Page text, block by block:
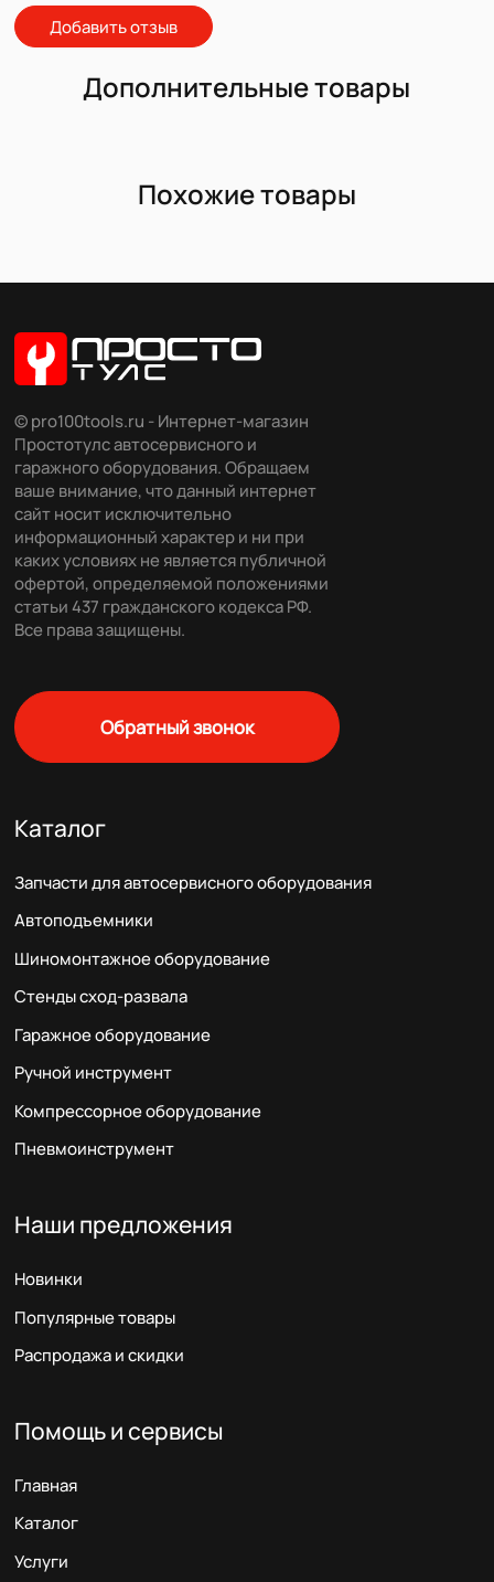
Добавить отзыв
Дополнительные товары
Похожие товары
© pro100tools.ru - Интернет-магазин
Простотулс автосервисного и
гаражного оборудования. Обращаем
ваше внимание, что данный интернет
сайт носит исключительно
информационный характер и ни при
каких условиях не является публичной
офертой, определяемой положениями
статьи 437 гражданского кодекса РФ.
Все права защищены.
Обратный звонок
Каталог
Запчасти для автосервисного оборудования
Автоподъемники
Шиномонтажное оборудование
Стенды сход-развала
Гаражное оборудование
Ручной инструмент
Компрессорное оборудование
Пневмоинструмент
Наши предложения
Новинки
Популярные товары
Распродажа и скидки
Помощь и сервисы
Главная
Каталог
Услуги